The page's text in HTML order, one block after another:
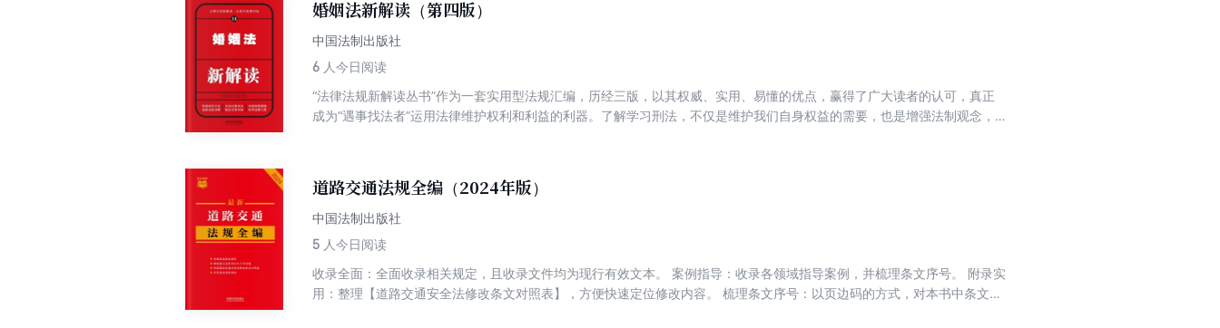
婚姻法新解读（第四版）
中国法制出版社
6 人今日阅读
“法律法规新解读丛书”作为一套实用型法规汇编，历经三版，以其权威、实用、易懂的优点，赢得了广大读者的认可，真正
成为“遇事找法者”运用法律维护权利和利益的利器。了解学习刑法，不仅是维护我们自身权益的需要，也是增强法制观念，
失信、背信行为;加强社会治理，维护社会秩序等，对刑法的相关规定作了重要的修改补充。
道路交通法规全编（2024年版）
中国法制出版社
5 人今日阅读
收录全面：全面收录相关规定，且收录文件均为现行有效文本。 案例指导：收录各领域指导案例，并梳理条文序号。 附录实
用：整理【道路交通安全法修改条文对照表】，方便快速定位修改内容。 梳理条文序号：以页边码的方式，对本书中条文序